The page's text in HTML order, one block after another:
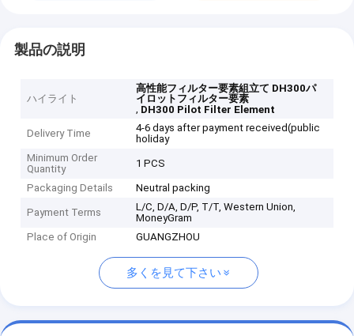
製品の説明
ハイライト
高性能フィルター要素組立て DH300パ
イロットフィルター要素
, DH300 Pilot Filter Element
Delivery Time
4-6 days after payment received(public
holiday
Minimum Order
Quantity
1 PCS
Packaging Details Neutral packing
Payment Terms
L/C, D/A, D/P, T/T, Western Union,
MoneyGram
Place of Origin
GUANGZHOU
多くを見て下さい